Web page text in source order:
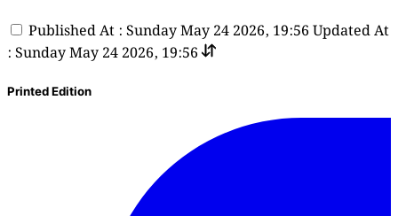
Published At : Sunday May 24 2026, 19:56 Updated At
: Sunday May 24 2026, 19:56
Printed Edition